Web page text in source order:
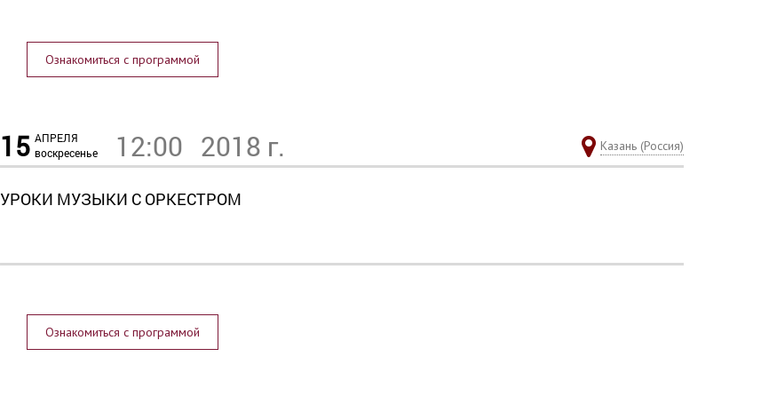
Ознакомиться с программой
15 АПРЕЛЯ
воскресенье
12:00 2018 г. Казань (Россия)
УРОКИ МУЗЫКИ С ОРКЕСТРОМ
Ознакомиться с программой